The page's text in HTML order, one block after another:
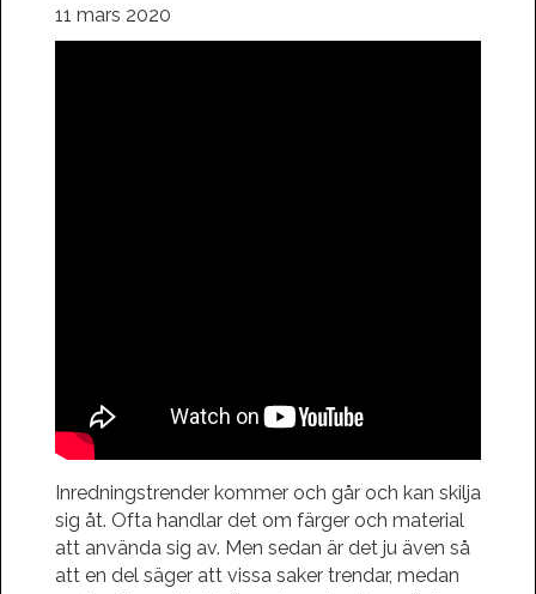
11 mars 2020
Inredningstrender kommer och går och kan skilja
sig åt. Ofta handlar det om färger och material
att använda sig av. Men sedan är det ju även så
att en del säger att vissa saker trendar, medan